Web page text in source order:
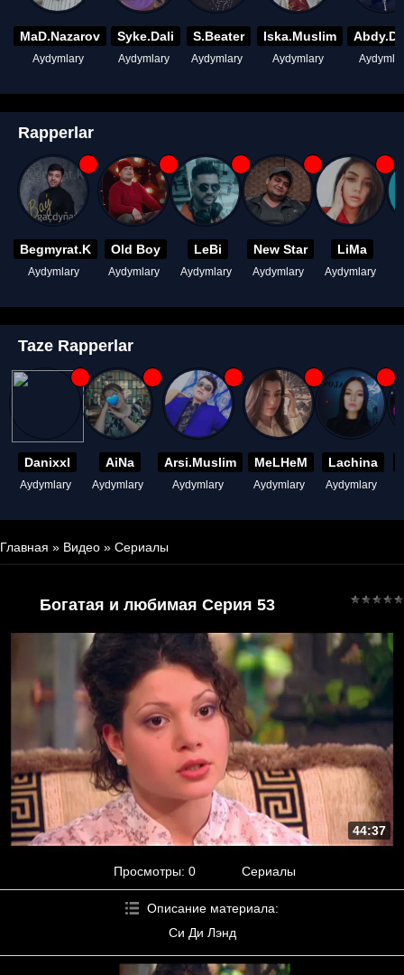
MaD.Nazarov
Aydymlary
Syke.Dali
Aydymlary
S.Beater
Aydymlary
Iska.Muslim
Aydymlary
Rapperlar
Begmyrat.K
Aydymlary
Old Boy
Aydymlary
LeBi
Aydymlary
New Star
Aydymlary
LiMa
Aydymlary
Taze Rapperlar
Danixxl
Aydymlary
AiNa
Aydymlary
Arsi.Muslim
Aydymlary
MeLHeM
Aydymlary
Lachina
Aydymlary
Главная » Видео » Сериалы
Богатая и любимая Серия 53
44:37
Просмотры: 0 Сериалы
Описание материала:
Си Ди Лэнд